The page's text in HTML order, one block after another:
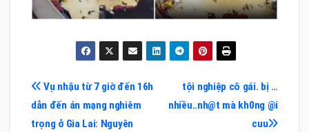
Điều
hướng
tội nghiệp cô gái. bị …
nhiều..nh@t mà kh0ng @i
cuu
Vụ nhậu từ 7 giờ đến 16h
dẫn đến án mạng nghiêm
trọng ở Gia Lai: Nguyên